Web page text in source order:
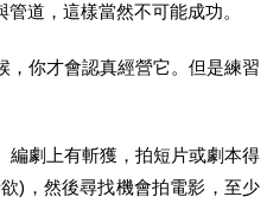
道，這樣當然不可能成功。
，你才會認真經營它。但是練習
編劇上有斬獲，拍短片或劇本得
)，然後尋找機會拍電影，至少